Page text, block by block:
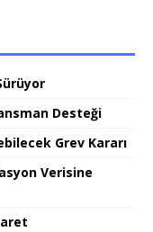
Desteği
Grev Kararı
Verisine